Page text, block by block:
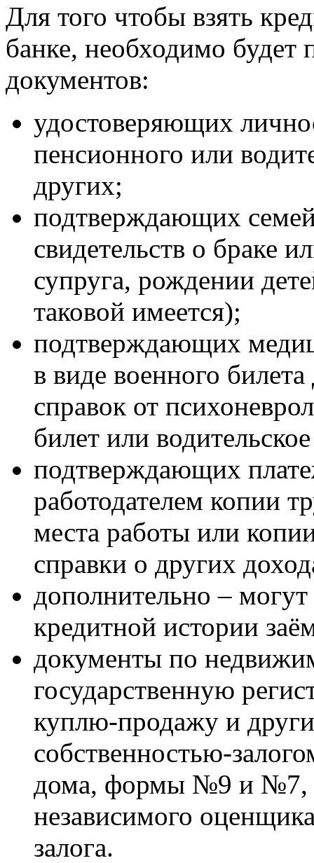
Для того чтобы взять
банке, необходимо будет
документов:
удостоверяющих
пенсионного или
других;
подтверждающих
свидетельств о браке
супруга, рождении
таковой имеется);
подтверждающих
в виде военного
справок от
билет или
подтверждающих
работодателем копии
места работы или
справки о других
дополнительно –
кредитной истории
документы по
государственную
куплю-продажу и
собственностью-
дома, формы №9 и №7,
независимого
залога.